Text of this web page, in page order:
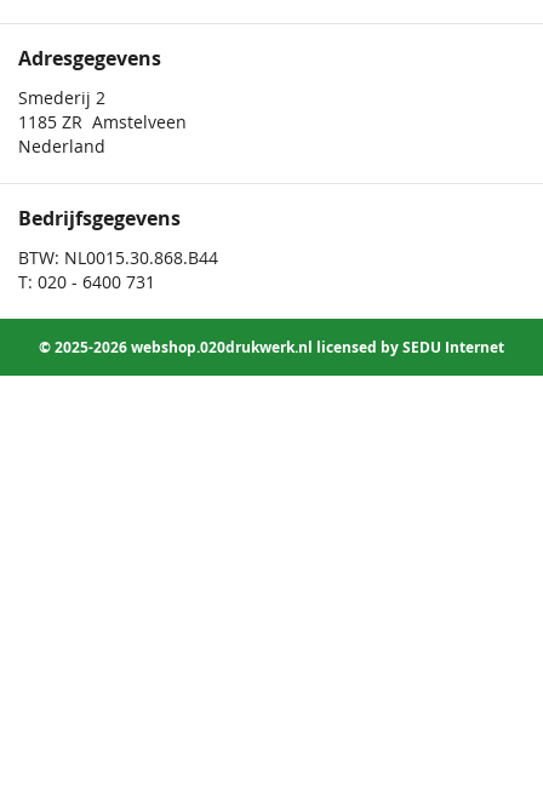
Adresgegevens
Smederij 2
1185 ZR Amstelveen
Nederland
Bedrijfsgegevens
BTW: NL0015.30.868.B44
T: 020 - 6400 731
© 2025-2026 webshop.020drukwerk.nl licensed by SEDU Internet